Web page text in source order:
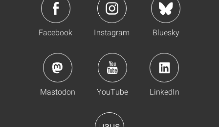
Facebook Instagram Bluesky
Mastodon YouTube LinkedIn